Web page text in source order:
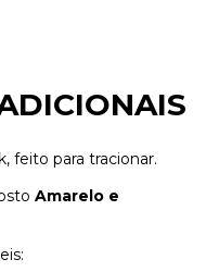
feito para tracionar.
Amarelo e